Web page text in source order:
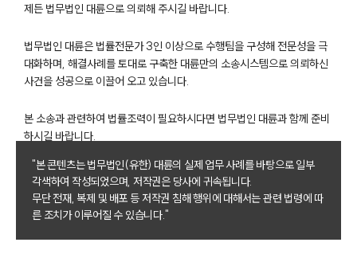
부소개
부소개
대륜의 강점
오시는 길
제든 법무법인 대륜으로 의뢰해 주시길 바랍니다.
법무법인 대륜은 법률전문가 3인 이상으로 수행팀을 구성해 전문성을 극
대화하며, 해결사례를 토대로 구축한 대륜만의 소송시스템으로 의뢰하신
사건을 성공으로 이끌어 오고 있습니다.
본 소송과 관련하여 법률조력이 필요하시다면 법무법인 대륜과 함께 준비
하시길 바랍니다.
"본 콘텐츠는 법무법인(유한) 대륜의 실제 업무 사례를 바탕으로 일부
각색하여 작성되었으며, 저작권은 당사에 귀속됩니다.
무단 전재, 복제 및 배포 등 저작권 침해 행위에 대해서는 관련 법령에 따
른 조치가 이루어질 수 있습니다."